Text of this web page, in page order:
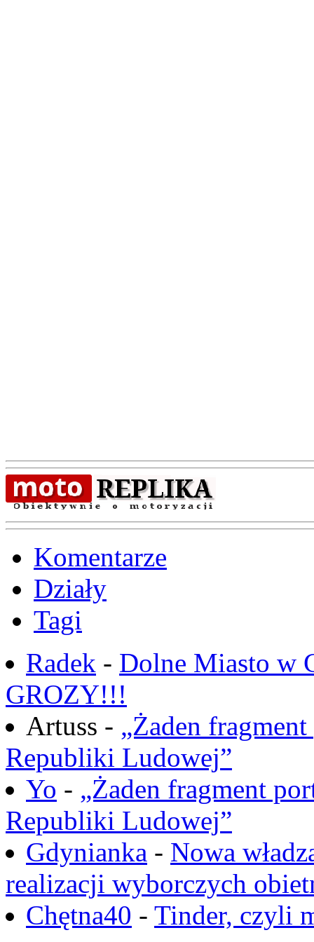
Komentarze
Działy
Tagi
Radek - Dolne Miasto w
GROZY!!!
Artuss - „Żaden
Republiki Ludowej”
Yo - „Żaden fragment
Republiki Ludowej”
Gdynianka - Nowa
realizacji wyborczych
Chętna40 - Tinder, czyli